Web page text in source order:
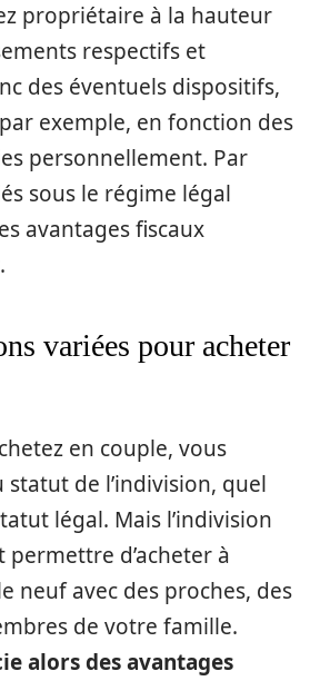
propriétaire à la hauteur
respectifs et
des éventuels dispositifs,
par exemple, en fonction des
personnellement. Par
sous le régime légal
avantages fiscaux
variées pour acheter
en couple, vous
statut de l’indivision, quel
légal. Mais l’indivision
d’acheter à
neuf avec des proches, des
de votre famille.
alors des avantages